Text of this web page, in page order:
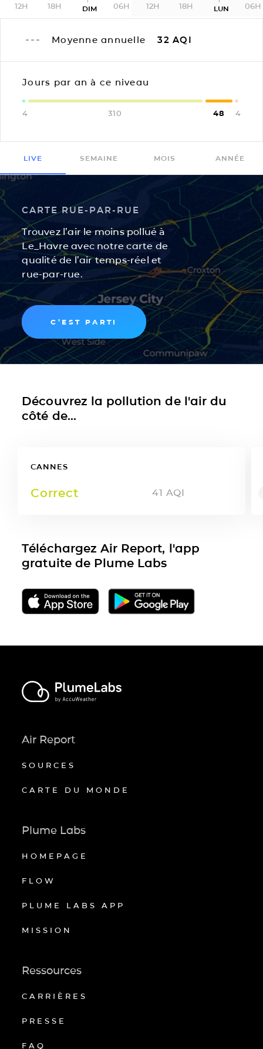
12H 18H DIM 06H 12H 18H LUN 06H
Moyenne annuelle 32 AQI
Jours par an à ce niveau
4 310 48 4
LIVE SEMAINE MOIS ANNÉE
CARTE RUE-PAR-RUE
Trouvez l’air le moins pollué à
Le_Havre avec notre carte de
qualité de l’air temps-réel et
rue-par-rue.
C’EST PARTI
Découvrez la pollution de l'air du
côté de...
CANNES
Correct 41 AQI
Téléchargez Air Report, l'app
gratuite de Plume Labs
Air Report
SOURCES
CARTE DU MONDE
Plume Labs
HOMEPAGE
FLOW
PLUME LABS APP
MISSION
Ressources
CARRIÈRES
PRESSE
FAQ